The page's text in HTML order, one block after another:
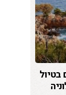
בטיול